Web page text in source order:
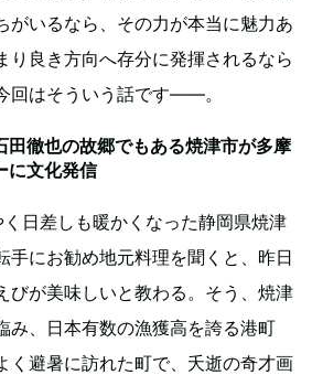
がいるなら、その力が本当に魅力あ
り良き方向へ存分に発揮されるなら
回はそういう話です——。
田徹也の故郷でもある焼津市が多摩
に文化発信
日差しも暖かくなった静岡県焼津
手にお勧め地元料理を聞くと、昨日
びが美味しいと教わる。そう、焼津
み、日本有数の漁獲高を誇る港町
く避暑に訪れた町で、夭逝の奇才画